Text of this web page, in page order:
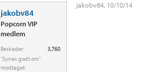
jakobv84
Popcorn VIP
medlem
Beskeder:
3,760
"Synes godt om"
modtaget:
jakobv84, 10/10/14